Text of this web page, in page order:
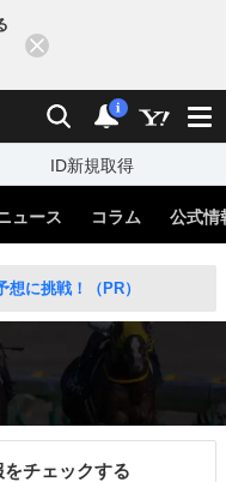
検索 通知
i
ID新規取得
ュース コラム 公式情
に挑戦！（PR）
チェックする